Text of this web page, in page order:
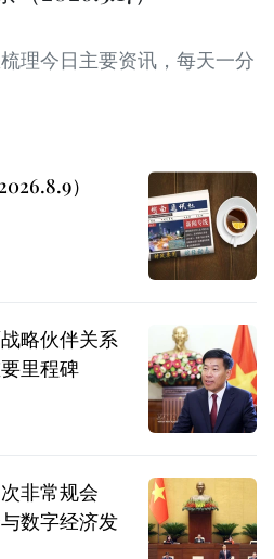
理今日主要资讯，每天一分
）
略伙伴关系
里程碑
非常规会
数字经济发